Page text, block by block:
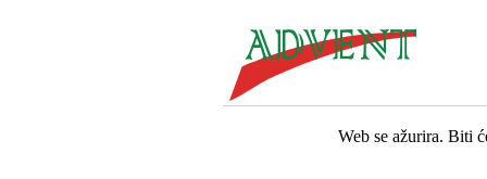
Web se ažurira. Biti